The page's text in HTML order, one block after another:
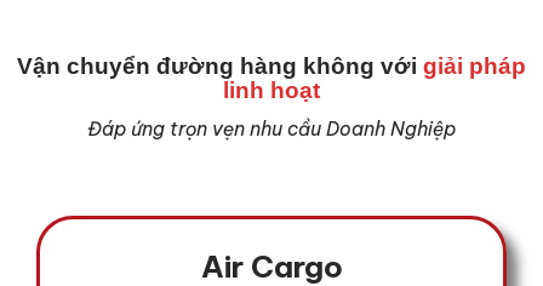
Vận chuyển đường hàng không với giải pháp
linh hoạt
Đáp ứng trọn vẹn nhu cầu Doanh Nghiệp
Air Cargo